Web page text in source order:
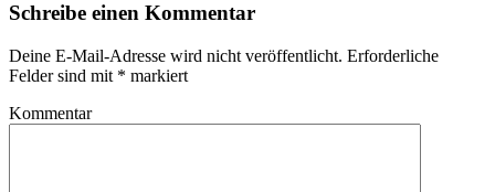
Schreibe einen Kommentar
Deine E-Mail-Adresse wird nicht veröffentlicht. Erforderliche
Felder sind mit * markiert
Kommentar